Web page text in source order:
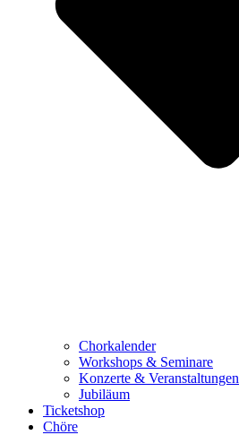
Chorkalender
Workshops & Seminare
Konzerte & Veranstaltungen
Jubiläum
Ticketshop
Chöre